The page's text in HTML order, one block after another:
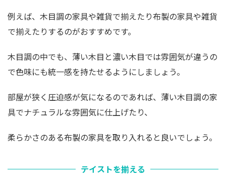
例えば、木目調の家具や雑貨で揃えたり布製の家具や雑貨
で揃えたりするのがおすすめです。
木目調の中でも、薄い木目と濃い木目では雰囲気が違うの
で色味にも統一感を持たせるようにしましょう。
部屋が狭く圧迫感が気になるのであれば、薄い木目調の家
具でナチュラルな雰囲気に仕上げたり、
柔らかさのある布製の家具を取り入れると良いでしょう。
テイストを揃える